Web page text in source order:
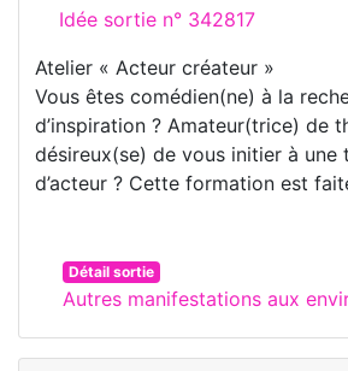
Idée sortie n° 342817
Atelier « Acteur créateur »
Vous êtes comédien(ne) à la
d’inspiration ? Amateur(trice) de
désireux(se) de vous initier à une
d’acteur ? Cette formation est
Détail sortie
Autres manifestations aux